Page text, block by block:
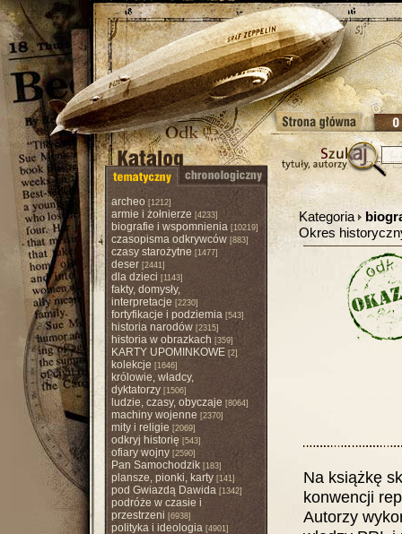
archeo [1212]
armie i żołnierze [4233]
biografie i wspomnienia[10219]
czasopisma odkrywców[883]
czasy starożytne [1477]
deser[2441]
dla dzieci [1143]
fakty, domysły,
interpretacje [2230]
fortyfikacje i podziemia[543]
historia narodów[2315]
historia w obrazkach [359]
KARTY UPOMINKOWE[2]
kolekcje [1646]
królowie, władcy,
dyktatorzy[1506]
ludzie, czasy, obyczaje [8064]
machiny wojenne [2370]
mity i religie [2069]
odkryj historię[543]
ofiary wojny[2590]
Pan Samochodzik[183]
plansze, pionki, karty[141]
pod Gwiazdą Dawida[1342]
podróże w czasie i
przestrzeni [6938]
polityka i ideologia[4901]
Kategoria
Okres
Na książkę
konwencji
Autorzy